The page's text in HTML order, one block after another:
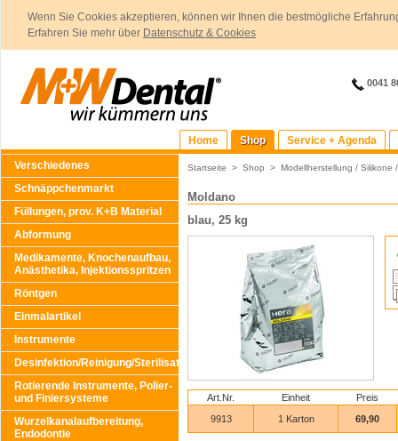
Wenn Sie Cookies akzeptieren, können wir Ihnen die bestmögliche
Erfahren Sie mehr über Datenschutz & Cookies
0041
Home Shop
Service + Agenda
Verschiedenes
Schnäppchenmarkt
Füllungen, prov. K+B Material
Abformung
Medikamente, Knochenaufbau,
Anästhetika, Injektionsspritzen
Röntgen
Einmalartikel
Instrumente
Desinfektion/Reinigung/Sterilisation
Rotierende Instrumente, Polier-
und Finiersysteme
Wurzelkanalaufbereitung,
Endodontie
Startseite > Shop > Modellherstellung / Silikone
Moldano
blau, 25 kg
Art.Nr. Einheit
Preis
9913
1 Karton 69,90